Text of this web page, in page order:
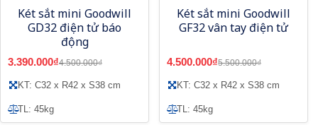
Két sắt mini Goodwill
GD32 điện tử báo
động
3.390.000₫4.500.000₫
KT: C32 x R42 x S38 cm
TL: 45kg
Két sắt mini Goodwill
GF32 vân tay điện tử
4.500.000₫5.500.000₫
KT: C32 x R42 x S38 cm
TL: 45kg